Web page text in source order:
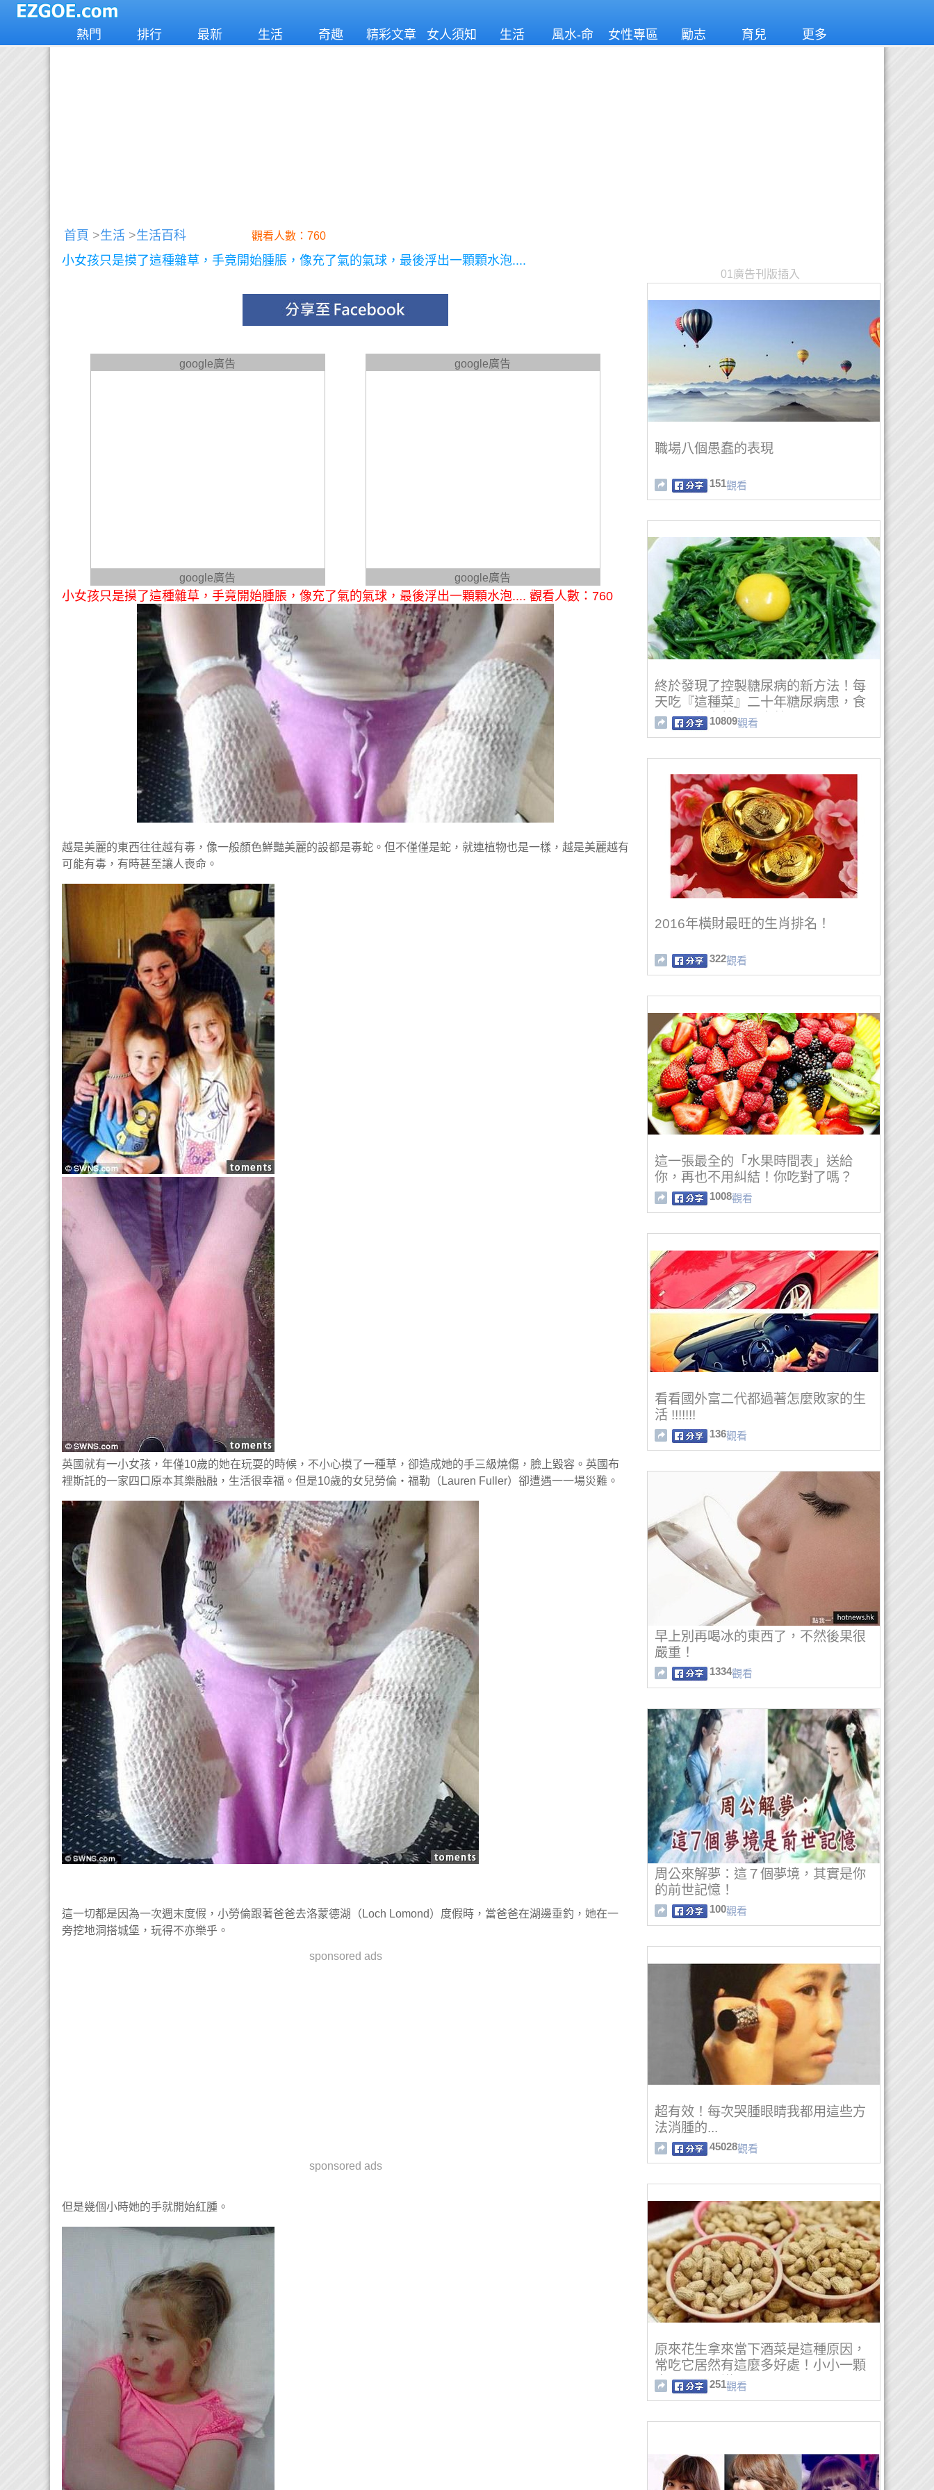
熱門 排行 最新 生活 奇趣 精彩文章 女人須知 生活
風水-命
女性專區 勵志 育兒 更多
首頁 >生活 >生活百科 觀看人數：760
小女孩只是摸了這種雜草，手竟開始腫脹，像充了氣的氣球，最後浮出一顆顆水泡....
google廣告
google廣告
google廣告
google廣告
小女孩只是摸了這種雜草，手竟開始腫脹，像充了氣的氣球，最後浮出一顆顆水泡.... 觀看人數：760
越是美麗的東西往往越有毒，像一般顏色鮮豔美麗的設都是毒蛇。但不僅僅是蛇，就連植物也是一樣，越是美麗越有
可能有毒，有時甚至讓人喪命。
英國就有一小女孩，年僅10歲的她在玩耍的時候，不小心摸了一種草，卻造成她的手三級燒傷，臉上毀容。英國布
裡斯託的一家四口原本其樂融融，生活很幸福。但是10歲的女兒勞倫‧福勒（Lauren Fuller）卻遭遇一一場災難。
這一切都是因為一次週末度假，小勞倫跟著爸爸去洛蒙德湖（Loch Lomond）度假時，當爸爸在湖邊垂釣，她在一
旁挖地洞搭城堡，玩得不亦樂乎。
sponsored ads
sponsored ads
但是幾個小時她的手就開始紅腫。
01廣告刊版插入
職場八個愚蠢的表現
151觀看
終於發現了控製糖尿病的新方法！每
天吃『這種菜』二十年糖尿病患，食
用四天後竟然即見實效！
10809觀看
2016年橫財最旺的生肖排名！
322觀看
這一張最全的「水果時間表」送給
你，再也不用糾結！你吃對了嗎？
1008觀看
看看國外富二代都過著怎麼敗家的生
活 !!!!!!!
136觀看
早上別再喝冰的東西了，不然後果很
嚴重！
1334觀看
周公來解夢：這７個夢境，其實是你
的前世記憶！
100觀看
超有效！每次哭腫眼睛我都用這些方
法消腫的...
45028觀看
原來花生拿來當下酒菜是這種原因，
常吃它居然有這麼多好處！小小一顆
真是不可思議啊！
251觀看